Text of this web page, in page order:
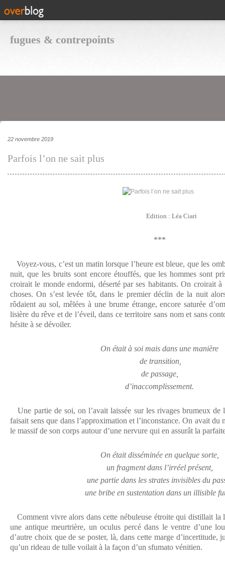
fugues & contrepoints
22 novembre 2019
Parfois l’on ne sait plus
Edition : Léa Ciari
***
Voyez-vous, c’est un matin lorsque l’heure est bleue, que les
nuit, que les bruits sont encore étouffés, que les hommes sont
croirait le monde endormi, déserté par ses habitants. On croirait
choses. On s’est levée tôt, dans le premier déclin de la nuit
rôdaient au sol, mêlées à une brume étrange, encore saturée
lisière du rêve et de l’éveil, dans ce territoire sans nom et sans
hésite à se dévoiler.
On était à soi mais dans une manière
de transition,
de passage,
d’inaccomplissement.
Une partie de soi, on l’avait laissée sur les rivages brumeux de
faisait sens que dans l’approximation et l’inconstance. On avait du
le massif de son corps autour d’une nervure qui en assurât la
On était disséminée en quelque sorte,
un fragment dans l’irréel présent,
une partie dans les strates invisibles du
une bribe en sustentation dans un illisible
Comment vivre alors dans cette nébuleuse étroite qui distillait la
une antique meurtrière, un oculus percé dans le ventre d’une
d’autre choix que de se poster, là, dans cette marge d’incertitude,
qu’un rideau de tulle voilait à la façon d’un sfumato vénitien.